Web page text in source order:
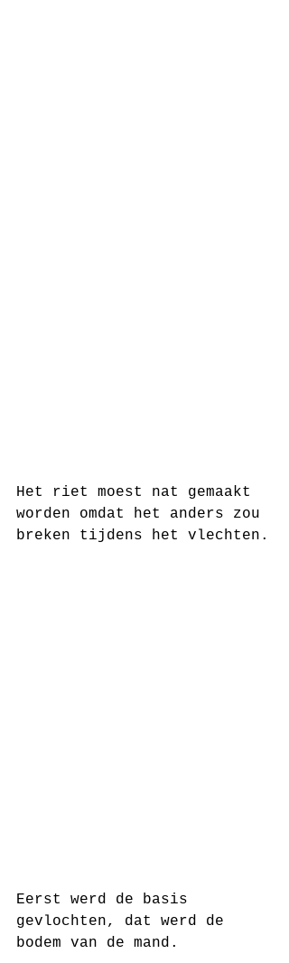
Het riet moest nat gemaakt
worden omdat het anders zou
breken tijdens het vlechten.
Eerst werd de basis
gevlochten, dat werd de
bodem van de mand.